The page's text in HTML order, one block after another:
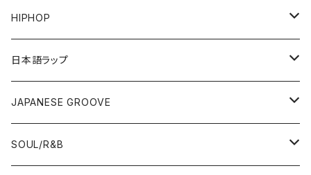
HIPHOP
12"/7"
80'S OLD SCHOOL
EARLY 90'S MIDDLE〜NEW SCHOOL
LP
80'S OLD SCHOOL
日本語ラップ
12"/7"
80'S OLD SCHOOL〜EARLY 90'S
LP
JAPANESE GROOVE
LP
SOUL/R&B